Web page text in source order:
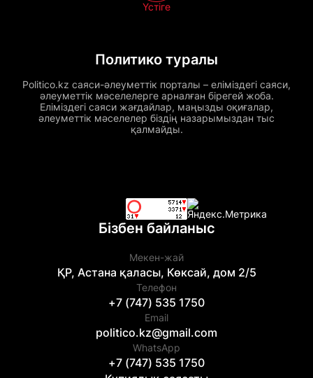
Политико туралы
Politico.kz саяси-әлеуметтік порталы – еліміздегі саяси,
әлеуметтік мәселелерге арналған бірегей жоба.
Еліміздегі саяси жағдайлар, маңызды оқиғалар,
әлеуметтік мәселелер біздің назарымыздан тыс
қалмайды.
Үстіге
Бізбен байланыс
Мекен-жай
ҚР, Астана қаласы, Көксай, дом 2/5
Телефон
+7 (747) 535 1750
Email
politico.kz@gmail.com
WhatsApp
+7 (747) 535 1750